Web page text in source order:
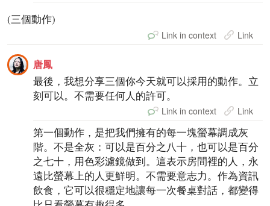
(三個動作)
Link in context Link
唐鳳
最後，我想分享三個你今天就可以採用的動作。立
刻可以。不需要任何人的許可。
Link in context Link
第一個動作，是把我們擁有的每一塊螢幕調成灰
階。不是全灰：可以是百分之八十，也可以是百分
之七十，用色彩濾鏡做到。這表示房間裡的人，永
遠比螢幕上的人更鮮明。不需要意志力。作為資訊
飲食，它可以很穩定地讓每一次餐桌對話，都變得